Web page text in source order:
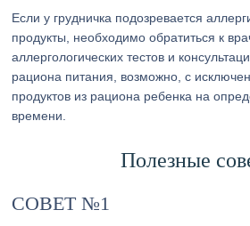
Если у грудничка подозревается
продукты, необходимо обратиться к
аллергологических тестов и
рациона питания, возможно, с
продуктов из рациона ребенка на
времени.
Полезные
СОВЕТ №1